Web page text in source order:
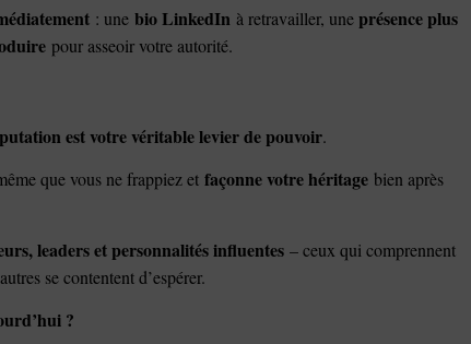
: une bio LinkedIn à retravailler, uneprésence plus
pour asseoir votre autorité.
est votre véritable levier de pouvoir.
que vous ne frappiez et façonne votre héritage bien après
leaders et personnalités influentes – ceux qui comprennent
se contentent d’espérer.
?